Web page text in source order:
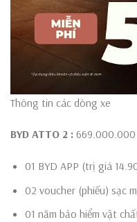
Thông tin các dòng xe
BYD ATTO 2 :
01 BYD APP (trị giá
02 voucher (phiếu) sạc
01 năm bảo hiểm vật